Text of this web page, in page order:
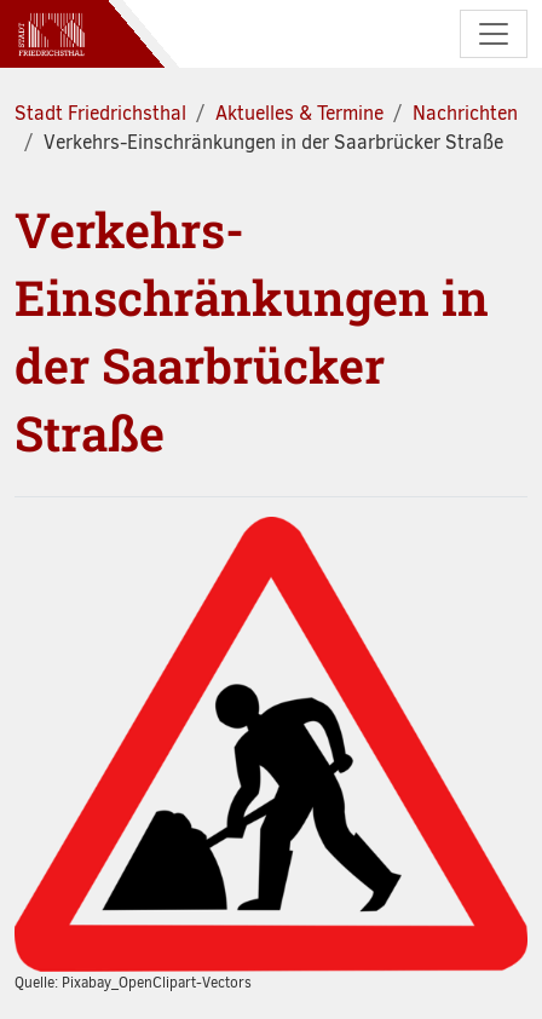
Zum Hauptinhalt springen
Stadt Friedrichsthal Aktuelles & Termine
Nachrichten
Verkehrs-Einschränkungen in der Saarbrücker Straße
Verkehrs-
Einschränkungen in
der Saarbrücker
Straße
Quelle: Pixabay_OpenClipart-Vectors